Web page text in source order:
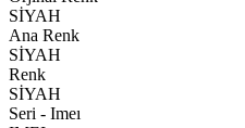
SİYAH
Ana Renk
SİYAH
Renk
SİYAH
Seri - Imeı